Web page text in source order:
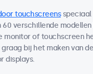
touchscreensspeciaal
verschillende modellen
monitor of touchscreen
bij het maken van
displays.